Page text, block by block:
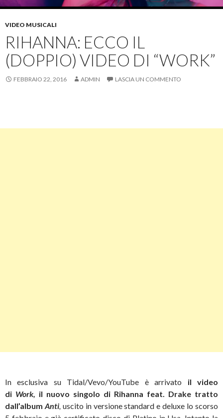
VIDEO MUSICALI
RIHANNA: ECCO IL
(DOPPIO) VIDEO DI “WORK”
FEBBRAIO 22, 2016 ADMIN LASCIA UN COMMENTO
In esclusiva su Tidal/Vevo/YouTube è arrivato il video
di Work,
il nuovo singolo di Rihanna feat. Drake tratto
dall’album Anti, uscito in versione standard e deluxe lo scorso